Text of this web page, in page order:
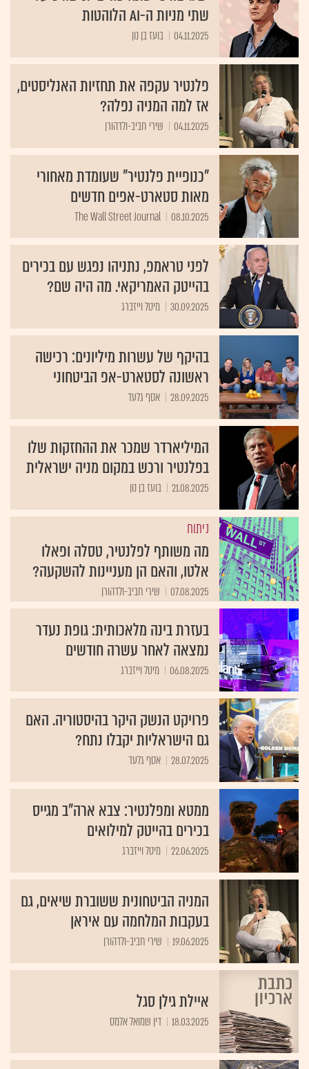
שתי מניות ה-AI הלוהטות
04.11.2025 בועז בן נון
פלנטיר עקפה את תחזיות האנליסטים,
אז למה המניה נפלה?
04.11.2025 שירי חביב-ולדהורן
"כנופיית פלנטיר" שעומדת מאחורי
מאות סטארט-אפים חדשים
08.10.2025
The Wall Street Journal
לפני טראמפ, נתניהו נפגש עם בכירים
בהייטק האמריקאי. מה היה שם?
30.09.2025 מיטל וייזברג
בהיקף של עשרות מיליונים: רכישה
ראשונה לסטארט-אפ הביטחוני
28.09.2025 אסף גלעד
המיליארדר שמכר את ההחזקות שלו
בפלנטיר ורכש במקום מניה ישראלית
21.08.2025 בועז בן נון
ניתוח
מה משותף לפלנטיר, טסלה ופאלו
אלטו, והאם הן מעניינות להשקעה?
07.08.2025 שירי חביב-ולדהורן
בעזרת בינה מלאכותית: גופת נעדר
נמצאה לאחר עשרה חודשים
06.08.2025 מיטל וייזברג
פרויקט הנשק היקר בהיסטוריה. האם
גם הישראליות יקבלו נתח?
28.07.2025 אסף גלעד
ממטא ומפלנטיר: צבא ארה"ב מגייס
בכירים בהייטק למילואים
22.06.2025 מיטל וייזברג
המניה הביטחונית ששוברת שיאים, גם
בעקבות המלחמה עם איראן
19.06.2025 שירי חביב-ולדהורן
איילת גילן סגל
18.03.2025 דין שמואל אלמס